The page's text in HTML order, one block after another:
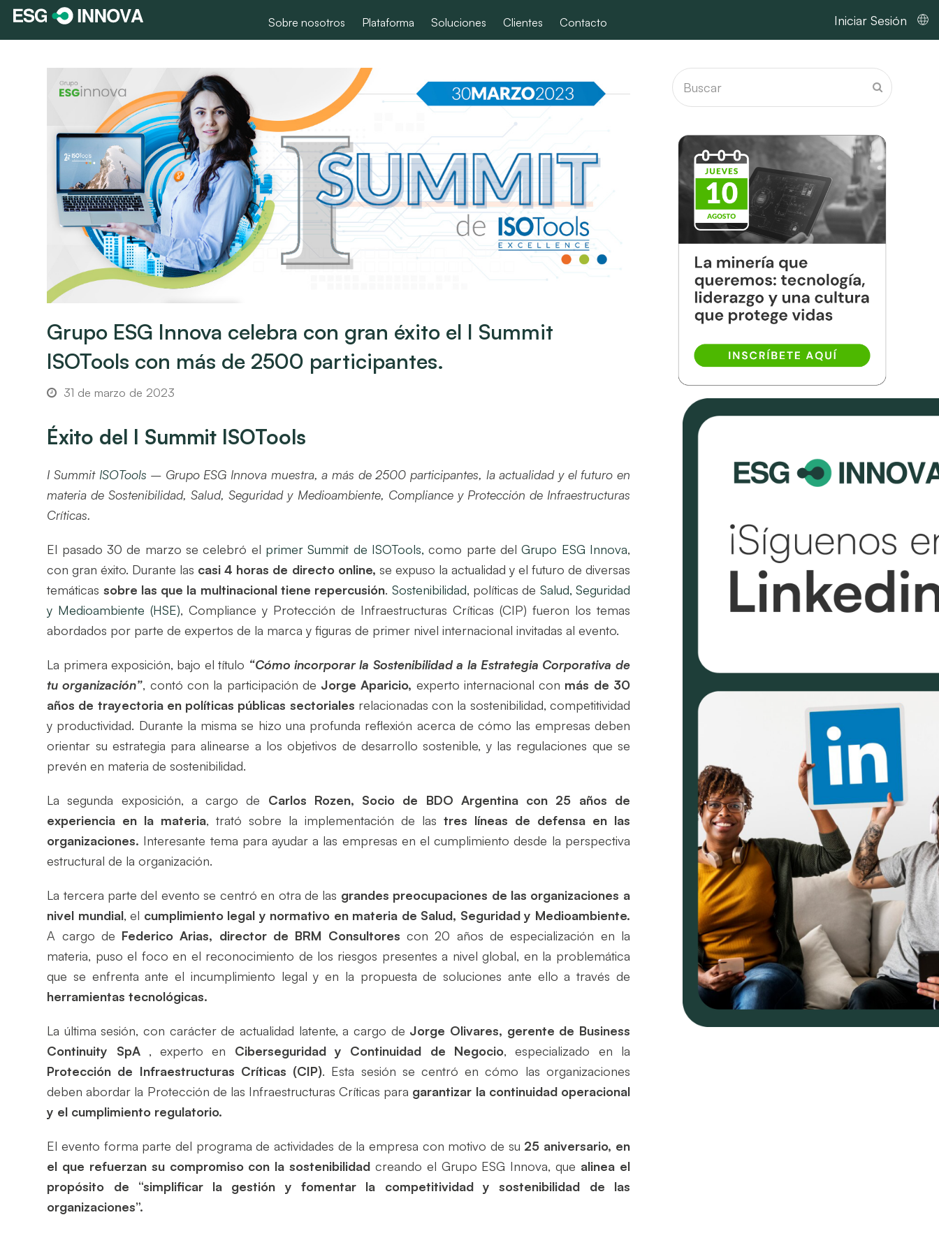
Sobre nosotros Plataforma Soluciones Clientes Contacto Iniciar Sesión
Grupo ESG Innova celebra con gran éxito el I Summit
ISOTools con más de 2500 participantes.
31 de marzo de 2023
Éxito del I Summit ISOTools
I Summit ISOTools – Grupo ESG Innova muestra, a más de 2500 participantes, la actualidad y el futuro en
materia de Sostenibilidad, Salud, Seguridad y Medioambiente, Compliance y Protección de Infraestructuras
Críticas.
El pasado 30 de marzo se celebró el primer Summit de ISOTools, como parte delGrupo ESG Innova,
con gran éxito. Durante las casi 4 horas de directo online, se expuso la actualidad y el futuro de diversas
temáticas sobre las que la multinacional tiene repercusión. Sostenibilidad, políticas de Salud, Seguridad
y Medioambiente (HSE), Compliance y Protección de Infraestructuras Críticas (CIP) fueron los temas
abordados por parte de expertos de la marca y figuras de primer nivel internacional invitadas al evento.
La primera exposición, bajo el título “Cómo incorporar la Sostenibilidad a la Estrategia Corporativa de
tu organización”, contó con la participación de Jorge Aparicio, experto internacional con más de 30
años de trayectoria en políticas públicas sectoriales relacionadas con la sostenibilidad, competitividad
y productividad. Durante la misma se hizo una profunda reflexión acerca de cómo las empresas deben
orientar su estrategia para alinearse a los objetivos de desarrollo sostenible, y las regulaciones que se
prevén en materia de sostenibilidad.
La segunda exposición, a cargo de Carlos Rozen, Socio de BDO Argentina con 25 años de
experiencia en la materia, trató sobre la implementación de las tres líneas de defensa en las
organizaciones. Interesante tema para ayudar a las empresas en el cumplimiento desde la perspectiva
estructural de la organización.
La tercera parte del evento se centró en otra de las grandes preocupaciones de las organizaciones a
nivel mundial, el cumplimiento legal y normativo en materia de Salud, Seguridad y Medioambiente.
A cargo de Federico Arias, director de BRM Consultores con 20 años de especialización en la
materia, puso el foco en el reconocimiento de los riesgos presentes a nivel global, en la problemática
que se enfrenta ante el incumplimiento legal y en la propuesta de soluciones ante ello a través de
herramientas tecnológicas.
La última sesión, con carácter de actualidad latente, a cargo de Jorge Olivares, gerente de Business
Continuity SpA, experto en Ciberseguridad y Continuidad de Negocio, especializado en la
Protección de Infraestructuras Críticas (CIP). Esta sesión se centró en cómo las organizaciones
deben abordar la Protección de las Infraestructuras Críticas para garantizar la continuidad operacional
y el cumplimiento regulatorio.
El evento forma parte del programa de actividades de la empresa con motivo de su 25 aniversario, en
el que refuerzan su compromiso con la sostenibilidad creando el Grupo ESG Innova, que alinea el
propósito de “simplificar la gestión y fomentar la competitividad y sostenibilidad de las
organizaciones”.
Buscar
Enviar